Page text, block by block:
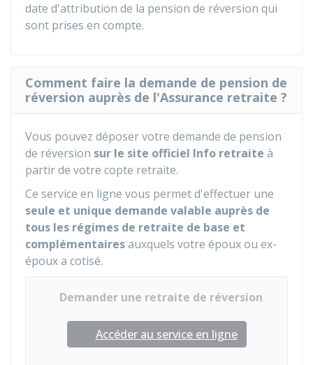
date d'attribution de la pension de réversion qui
sont prises en compte.
Comment faire la demande de pension de
réversion auprès de l'Assurance retraite ?
Vous pouvez déposer votre demande de pension
de réversion sur le site officiel Info retraite à
partir de votre copte retraite.
Ce service en ligne vous permet d'effectuer une
seule et unique demande valable auprès de
tous les régimes de retraite de base et
complémentairesauxquels votre époux ou ex-
époux a cotisé.
Demander une retraite de réversion
Accéder au service en ligne